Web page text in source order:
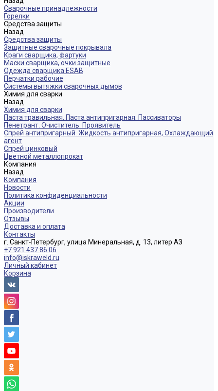
Сварочные принадлежности
Горелки
Средства защиты
Назад
Средства защиты
Защитные сварочные покрывала
Краги сварщика, фартуки
Маски сварщика, очки защитные
Одежда сварщика ESAB
Перчатки рабочие
Системы вытяжки сварочных дымов
Химия для сварки
Назад
Химия для сварки
Паста травильная. Паста антипригарная. Пассиваторы
Пенетрант. Очиститель. Проявитель
Спрей антипригарный. Жидкость антипригарная, Охлаждающий
агент
Спрей цинковый
Цветной металлопрокат
Компания
Назад
Компания
Новости
Политика конфиденциальности
Акции
Производители
Отзывы
Доставка и оплата
Контакты
г. Санкт-Петербург, улица Минеральная, д. 13, литер АЗ
+7 921 437 86 06
info@iskraweld.ru
Личный кабинет
Корзина